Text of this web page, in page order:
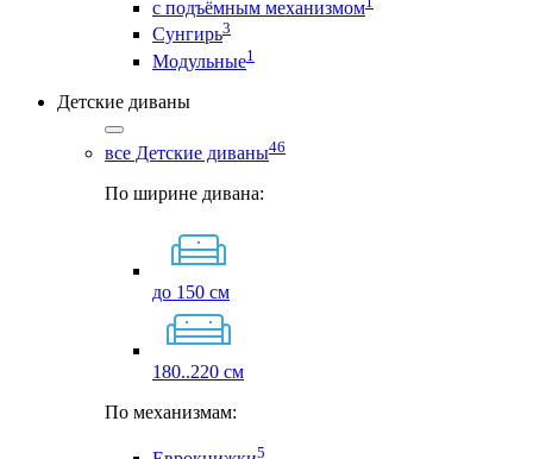
с подъёмным механизмом
Сунгирь3
Модульные1
Детские диваны
все Детские диваны46
По ширине дивана:
до 150 см
180..220 см
По механизмам:
5